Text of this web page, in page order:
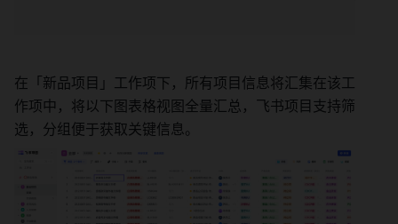
在「新品项目」工作项下，所有项目信息将汇集在该工
作项中，将以下图表格视图全量汇总，飞书项目支持筛
选，分组便于获取关键信息。